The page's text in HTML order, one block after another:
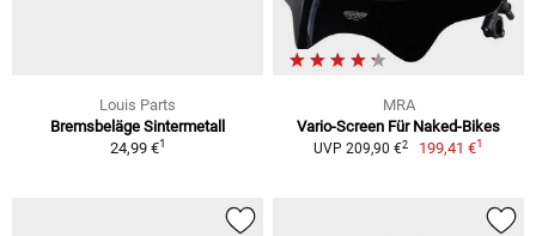
Louis Parts
Bremsbeläge Sintermetall
24,99 €1
MRA
Vario-Screen Für Naked-Bikes
UVP 209,90 €2 199,41 €1